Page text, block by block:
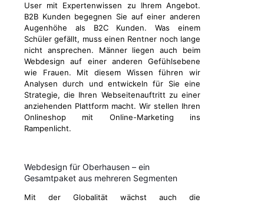
User mit Expertenwissen zu Ihrem Angebot.
B2B Kunden begegnen Sie auf einer anderen
Augenhöhe als B2C Kunden. Was einem
Schüler gefällt, muss einen Rentner noch lange
nicht ansprechen. Männer liegen auch beim
Webdesign auf einer anderen Gefühlsebene
wie Frauen. Mit diesem Wissen führen wir
Analysen durch und entwickeln für Sie eine
Strategie, die Ihren Webseitenauftritt zu einer
anziehenden Plattform macht. Wir stellen Ihren
Onlineshop mit Online-Marketing ins
Rampenlicht.
Webdesign für Oberhausen – ein
Gesamtpaket aus mehreren Segmenten
Mit der Globalität wächst auch die